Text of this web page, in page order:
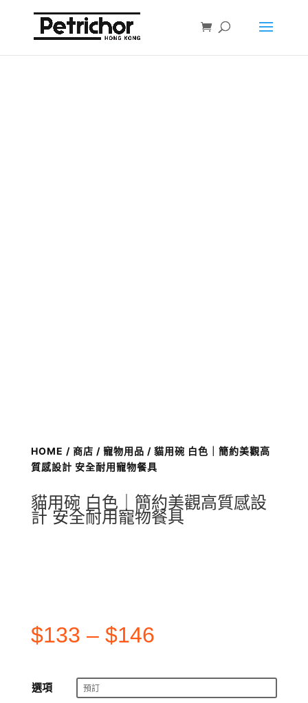
HOME / 商店 / 寵物用品 / 貓用碗 白色｜簡約美觀高
質感設計 安全耐用寵物餐具
貓用碗 白色｜簡約美觀高質感設
計 安全耐用寵物餐具
$133 – $146
選項